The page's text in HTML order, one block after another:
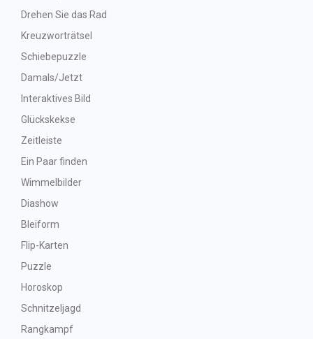
Drehen Sie das Rad
Kreuzworträtsel
Schiebepuzzle
Damals/Jetzt
Interaktives Bild
Glückskekse
Zeitleiste
Ein Paar finden
Wimmelbilder
Diashow
Bleiform
Flip-Karten
Puzzle
Horoskop
Schnitzeljagd
Rangkampf